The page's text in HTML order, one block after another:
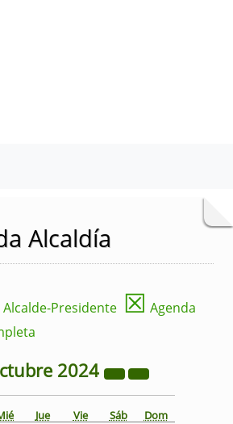
Alcaldía
Alcalde-Presidente ☒ Agenda
2024
Jue Vie Sáb Dom